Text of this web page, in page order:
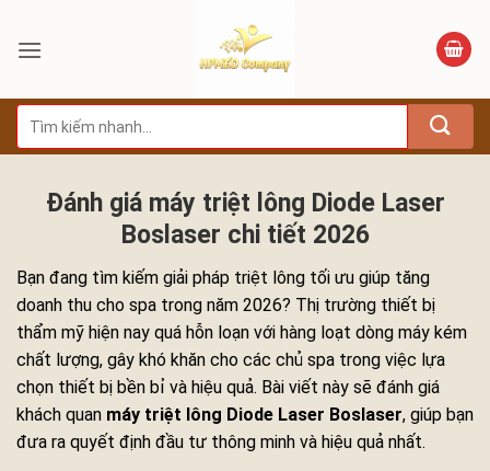
qua
dung
Tìm
kiếm:
Đánh giá máy triệt lông Diode Laser
Boslaser chi tiết 2026
Bạn đang tìm kiếm giải pháp triệt lông tối ưu giúp tăng
doanh thu cho spa trong năm 2026? Thị trường thiết bị
thẩm mỹ hiện nay quá hỗn loạn với hàng loạt dòng máy kém
chất lượng, gây khó khăn cho các chủ spa trong việc lựa
chọn thiết bị bền bỉ và hiệu quả. Bài viết này sẽ đánh giá
khách quan máy triệt lông Diode Laser Boslaser, giúp bạn
đưa ra quyết định đầu tư thông minh và hiệu quả nhất.